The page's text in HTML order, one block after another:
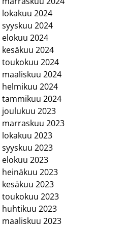
lokakuu 2024
syyskuu 2024
elokuu 2024
kesäkuu 2024
toukokuu 2024
maaliskuu 2024
helmikuu 2024
tammikuu 2024
joulukuu 2023
marraskuu 2023
lokakuu 2023
syyskuu 2023
elokuu 2023
heinäkuu 2023
kesäkuu 2023
toukokuu 2023
huhtikuu 2023
maaliskuu 2023